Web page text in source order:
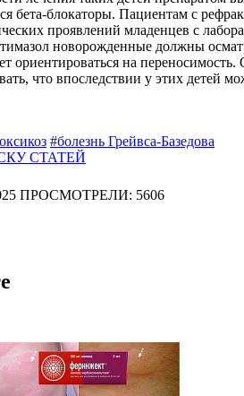
бета-блокаторы. Пациентам с
проявлений младенцев с
новорожденные должны
ориентироваться на
что впоследствии у этих детей
#болезнь Грейвса-Базедова
СТАТЕЙ
ПРОСМОТРЕЛИ: 5606